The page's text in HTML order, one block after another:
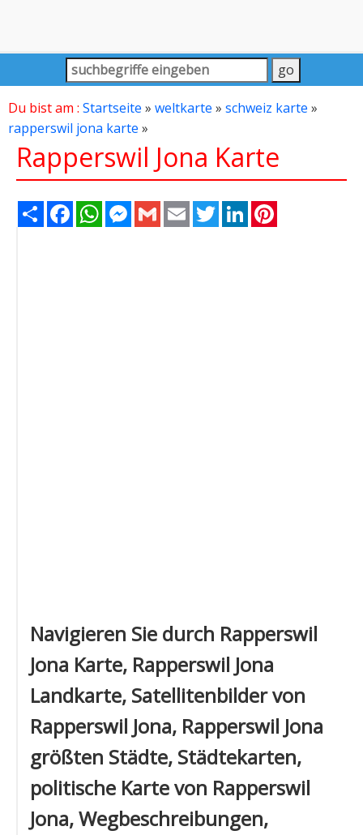
Du bist am : Startseite » weltkarte » schweiz karte »
rapperswil jona karte »
Rapperswil Jona Karte
Share FacebookWhatsAppMessenger
Gmail Email TwitterLinkedIn
Navigieren Sie durch Rapperswil
Jona Karte, Rapperswil Jona
Landkarte, Satellitenbilder von
Rapperswil Jona, Rapperswil Jona
größten Städte, Städtekarten,
politische Karte von Rapperswil
Jona, Wegbeschreibungen,